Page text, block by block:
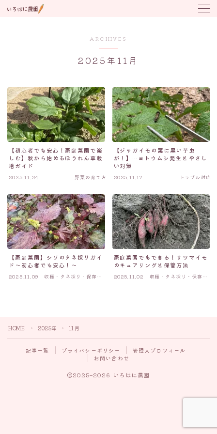
トラブル対応
植付け時期カレンダー
Follow Me
ARCHIVES
2025年11月
【初心者でも安心！家庭菜園で楽
しむ】秋から始めるほうれん草栽
培ガイド
2025.11.24 野菜の育て方
【ジャガイモの葉に黒い芋虫
が！】…ヨトウムシ発生とやさし
い対策
2025.11.17 トラブル対応
【家庭菜園】シソのタネ採りガイ
ド〜初心者でも安心！〜
2025.11.09
収穫・タネ採り・保存方
家庭菜園でもできる！サツマイモ
のキュアリングと保管方法
2025.11.02
収穫・タネ採り・保存方
HOME ＞ 2025年 ＞ 11月
記事一覧 プライバシーポリシー
管理人プロフィール
お問い合わせ
2025–2026 いろはに農園